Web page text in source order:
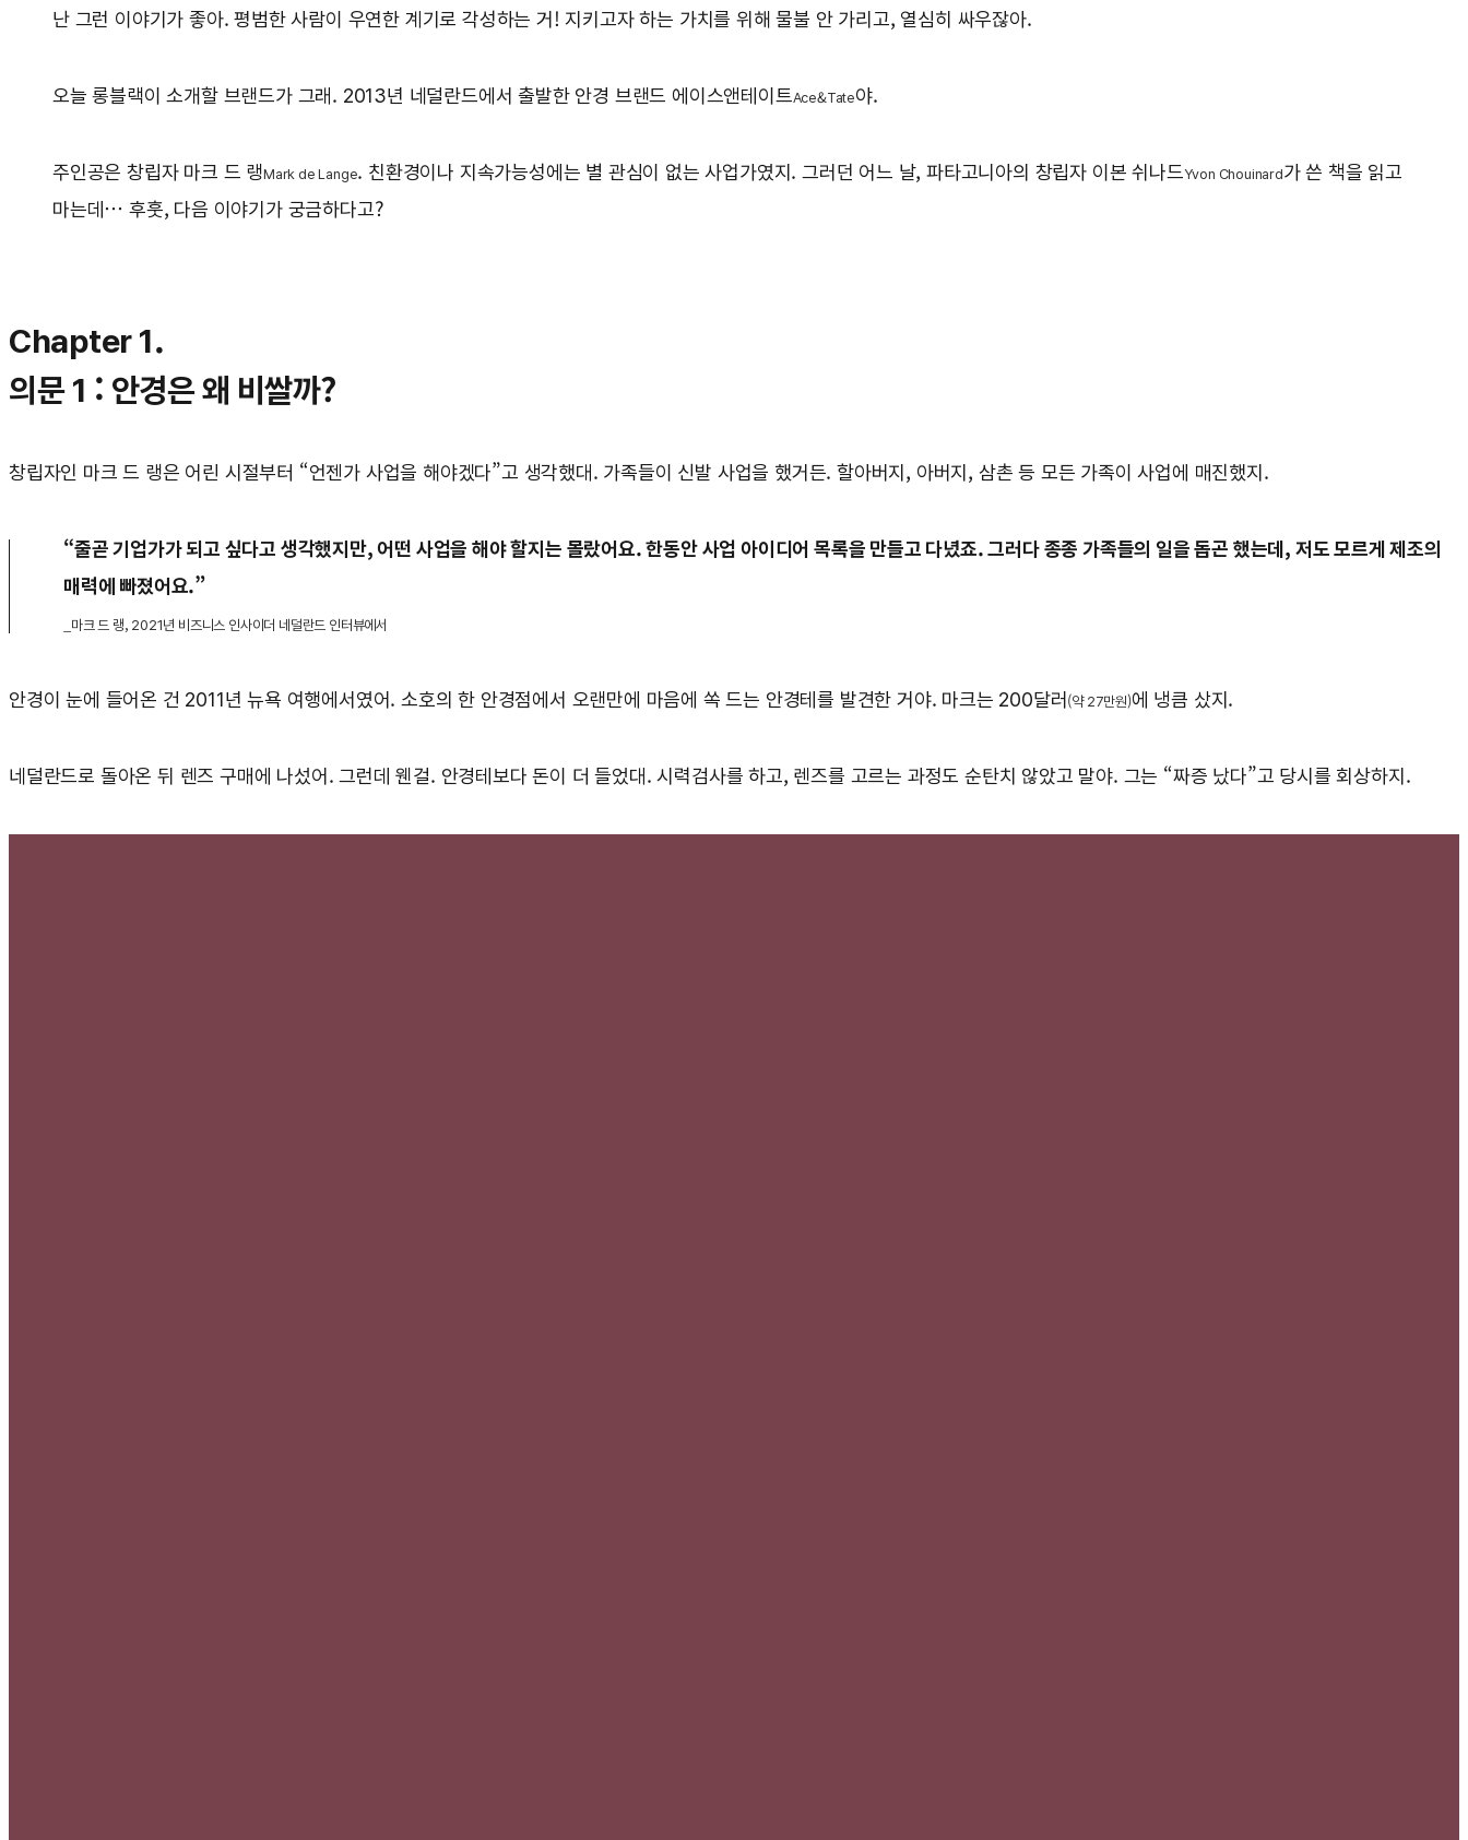
난 그런 이야기가 좋아. 평범한 사람이 우연한 계기로 각성하는 거! 지키고자 하는 가치를 위해 물불 안 가리고, 열심히 싸우잖아.
오늘 롱블랙이 소개할 브랜드가 그래. 2013년 네덜란드에서 출발한 안경 브랜드 에이스앤테이트Ace&Tate야.
주인공은 창립자 마크 드 랭Mark de Lange. 친환경이나 지속가능성에는 별 관심이 없는 사업가였지. 그러던 어느 날, 파타고니아의 창립자 이본 쉬나드Yvon Chouinard가 쓴 책을 읽고
마는데… 후훗, 다음 이야기가 궁금하다고?
Chapter 1.
의문 1 : 안경은 왜 비쌀까?
창립자인 마크 드 랭은 어린 시절부터 “언젠가 사업을 해야겠다”고 생각했대. 가족들이 신발 사업을 했거든. 할아버지, 아버지, 삼촌 등 모든 가족이 사업에 매진했지.
“줄곧 기업가가 되고 싶다고 생각했지만, 어떤 사업을 해야 할지는 몰랐어요. 한동안 사업 아이디어 목록을 만들고 다녔죠. 그러다 종종 가족들의 일을 돕곤 했는데, 저도 모르게 제조의
매력에 빠졌어요.”
_마크 드 랭, 2021년 비즈니스 인사이더 네덜란드 인터뷰에서
안경이 눈에 들어온 건 2011년 뉴욕 여행에서였어. 소호의 한 안경점에서 오랜만에 마음에 쏙 드는 안경테를 발견한 거야. 마크는 200달러 (약 27만원)에 냉큼 샀지.
네덜란드로 돌아온 뒤 렌즈 구매에 나섰어. 그런데 웬걸. 안경테보다 돈이 더 들었대. 시력검사를 하고, 렌즈를 고르는 과정도 순탄치 않았고 말야. 그는 “짜증 났다”고 당시를 회상하지.